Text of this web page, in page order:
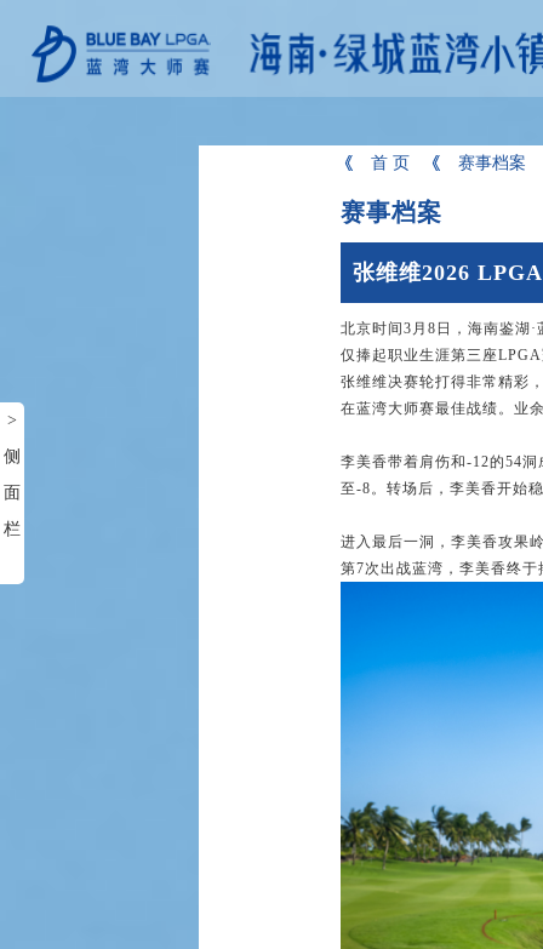
首 页 赛事档案
赛事档案
张维维2026
北京时间3月8日，海南鉴湖
仅捧起职业生涯第三座
张维维决赛轮打得非常精彩
在蓝湾大师赛最佳战绩。业
李美香带着肩伤和-12的54
至-8。转场后，李美香开始
进入最后一洞，李美香攻果
第7次出战蓝湾，李美香终
>
侧
面
栏